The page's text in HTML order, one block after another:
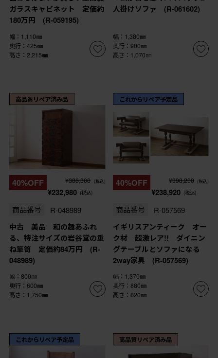
ガラスキャビネット 定価約
180万円 (R-059195)
幅：1,110㎜
奥行：425㎜
高さ：2,215㎜
人掛けソファ (R-061602)
幅：1,380㎜
奥行：900㎜
高さ：1,070㎜
高品質リペア済み品
40%OFF ¥388,300 (税込)
¥232,980 (税込)
商品番号 R-048989
中古 美品 和の趣あふれ
る、特注サイズの岩谷堂の重
ね箪笥 定価約84万円 (R-
048989)
幅：800㎜
奥行：600㎜
高さ：1,750㎜
これからリペア予定品
40%OFF ¥398,200 (税込)
¥238,920 (税込)
商品番号 R-057569
イギリスアンティーク オー
ク材 超激レア!! ダイニン
グテーブルとソファになる
2way家具 (R-057569)
幅：1,370㎜
奥行：880㎜
高さ：820㎜
これからリペア予定品 高品質リペア済み品